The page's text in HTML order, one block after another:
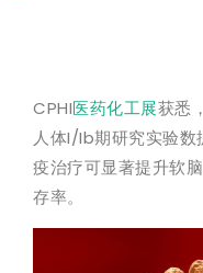
CPHI医药化工展获悉
人体I/Ib期研究实验数
疫治疗可显著提升软
存率。